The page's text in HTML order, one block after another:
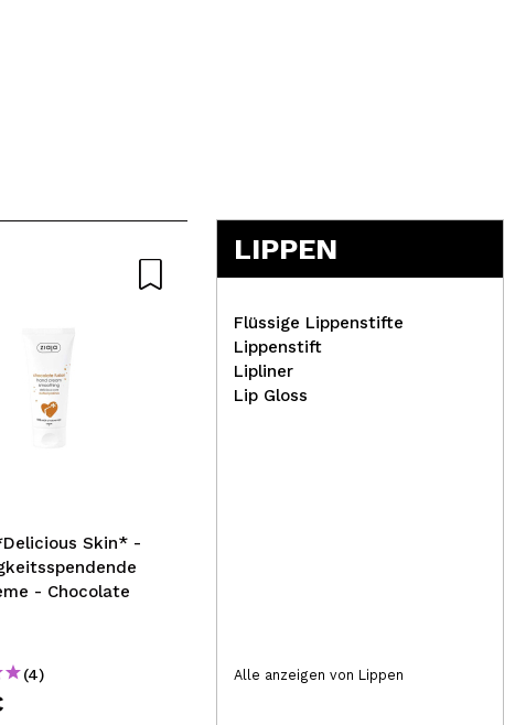
Skin* -
- Chocolate
(4) (3)
LIPPEN
Flüssige Lippenstifte
Lippenstift
Lipliner
Lip Gloss
Alle anzeigen von Lippen